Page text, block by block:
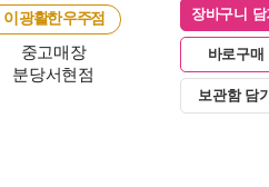
이 광활한 우주점
중고매장
분당서현점
장바구니 담
바로구매
보관함 담기